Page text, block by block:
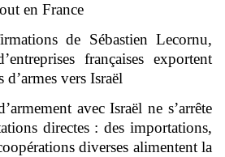
en France
de Sébastien Lecornu,
françaises exportent
d’armes vers Israël
avec Israël ne s’arrête
directes : des importations,
diverses alimentent la